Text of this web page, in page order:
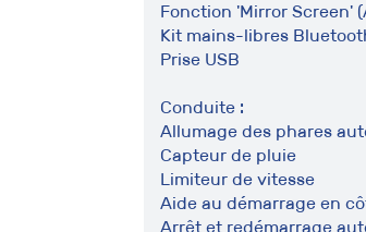
Fonction 'Mirror Screen'
Kit mains-libres
Prise USB
Conduite :
Allumage des phares
Capteur de pluie
Limiteur de vitesse
Aide au démarrage en
Arrêt et redémarrage